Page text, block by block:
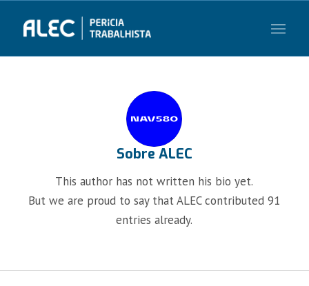
Sobre ALEC
This author has not written his bio yet.
But we are proud to say thatALECcontributed 91
entries already.